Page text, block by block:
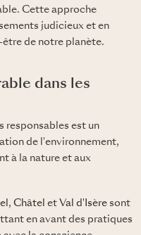
Cette approche
judicieux et en
de notre planète.
dans les
responsables est un
de l'environnement,
à la nature et aux
, Châtel et Val d'Isère sont
en avant des pratiques